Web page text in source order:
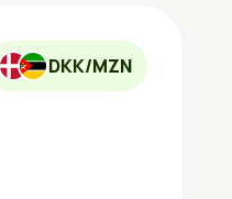
DKK/MZN